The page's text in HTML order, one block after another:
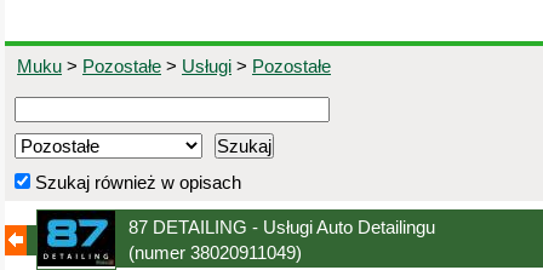
Muku > Pozostałe > Usługi > Pozostałe
Szukaj również w opisach
87 DETAILING - Usługi Auto Detailingu
(numer 38020911049)